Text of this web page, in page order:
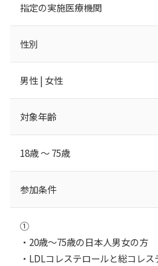
指定の実施医療機関
性別
男性 | 女性
対象年齢
18歳 ～ 75歳
参加条件
①
・20歳～75歳の日本人男女の方
・LDLコレステロールと総コレ